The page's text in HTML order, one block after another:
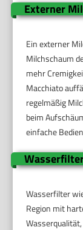
Externer
Ein externer
Milchschaum
mehr
Macchiato
regelmäßig
beim
einfache
Wasserfilter
Region mit